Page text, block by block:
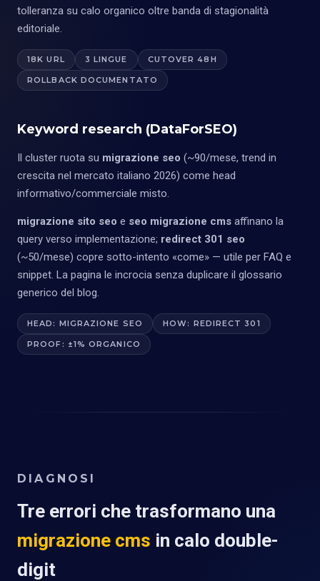
tolleranza su calo organico oltre banda di stagionalità
editoriale.
18K URL 3 LINGUE CUTOVER 48H
ROLLBACK DOCUMENTATO
Keyword research (DataForSEO)
Il cluster ruota su migrazione seo (~90/mese, trend in
crescita nel mercato italiano 2026) come head
informativo/commerciale misto.
migrazione sito seo e seo migrazione cms affinano la
query verso implementazione; redirect 301 seo
(~50/mese) copre sotto-intento «come» — utile per FAQ e
snippet. La pagina le incrocia senza duplicare il glossario
generico del blog.
HEAD: MIGRAZIONE SEO HOW: REDIRECT 301
PROOF: ±1% ORGANICO
DIAGNOSI
Tre errori che trasformano una
migrazione cms in calo double-
digit